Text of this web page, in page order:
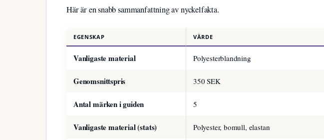
Här är en snabb sammanfattning av nyckelfakta.
EGENSKAP VÄRDE
Vanligaste material Polyesterblandning
Genomsnittspris 350 SEK
Antal märken i guiden 5
Vanligaste material (stats) Polyester, bomull, elastan